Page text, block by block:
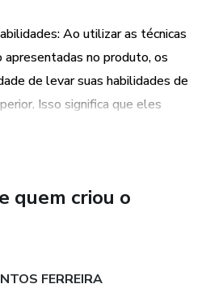
Ao utilizar as técnicas
apresentadas no produto, os
de levar suas habilidades de
Isso significa que eles
alcançar resultados incríveis
O produto é baseado nos mais
científicas, garantindo sua
quem criou o
FERREIRA